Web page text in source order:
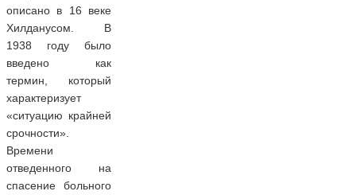
описано в 16 веке
Хилданусом. В
1938 году было
введено как
термин, который
характеризует
«ситуацию крайней
срочности».
Времени
отведенного на
спасение больного